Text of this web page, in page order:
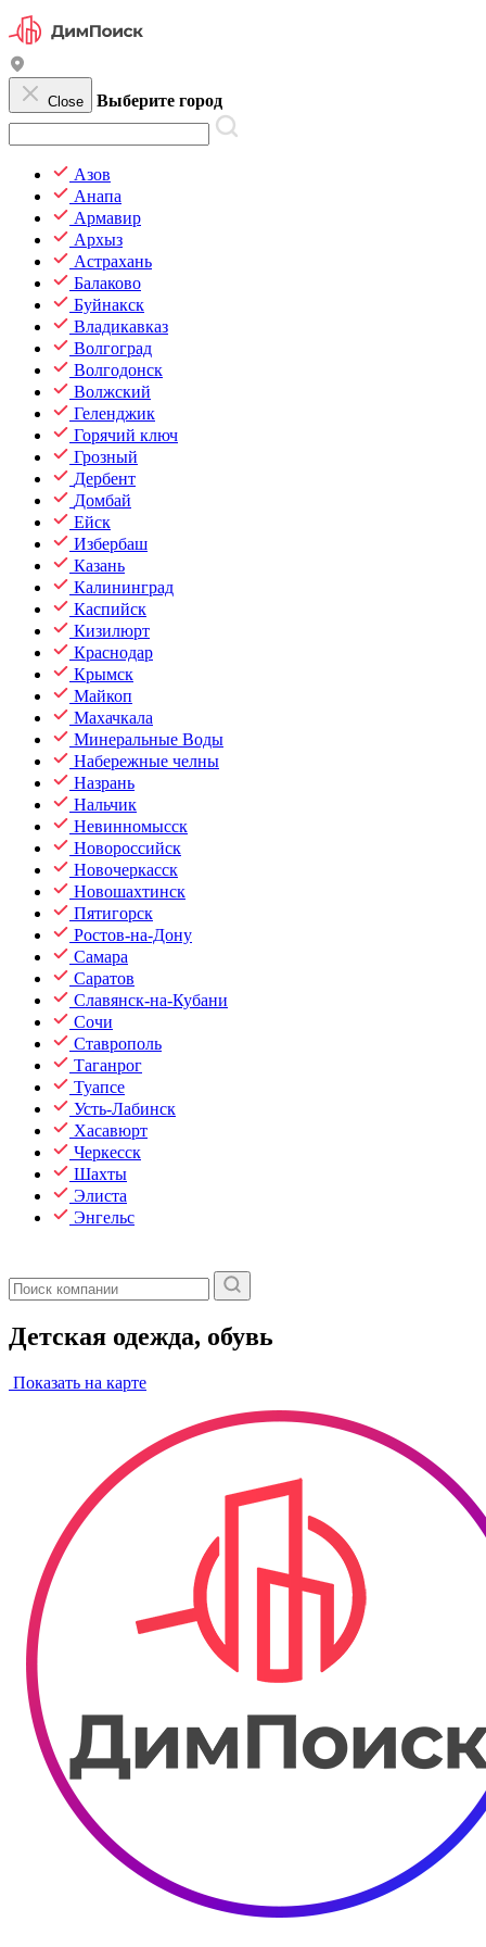
Close Выберите город
Азов
Анапа
Армавир
Архыз
Астрахань
Балаково
Буйнакск
Владикавказ
Волгоград
Волгодонск
Волжский
Геленджик
Горячий ключ
Грозный
Дербент
Домбай
Ейск
Избербаш
Казань
Калининград
Каспийск
Кизилюрт
Краснодар
Крымск
Майкоп
Махачкала
Минеральные Воды
Набережные челны
Назрань
Нальчик
Невинномысск
Новороссийск
Новочеркасск
Новошахтинск
Пятигорск
Ростов-на-Дону
Самара
Саратов
Славянск-на-Кубани
Сочи
Ставрополь
Таганрог
Туапсе
Усть-Лабинск
Хасавюрт
Черкесск
Шахты
Элиста
Энгельс
Детская одежда, обувь
Показать на карте